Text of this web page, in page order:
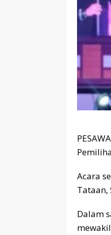
Acara
Tataan,
Dalam